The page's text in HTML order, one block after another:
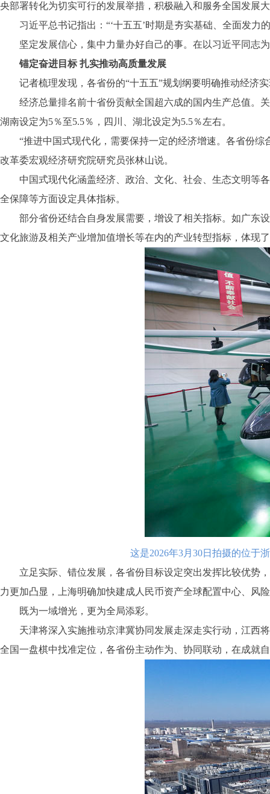
央部署转化为切实可行的发展举措，积极融入和服务全国发展
习近平总书记指出：“‘十五五’时期是夯实基础、全面发力
坚定发展信心，集中力量办好自己的事。在以习近平同志为
锚定奋进目标 扎实推动高质量发展
记者梳理发现，各省份的“十五五”规划纲要明确推动经济实
经济总量排名前十省份贡献全国超六成的国内生产总值。关
湖南设定为5％至5.5％，四川、湖北设定为5.5％左右。
“推进中国式现代化，需要保持一定的经济增速。各省份综
改革委宏观经济研究院研究员张林山说。
中国式现代化涵盖经济、政治、文化、社会、生态文明等各
全保障等方面设定具体指标。
部分省份还结合自身发展需要，增设了相关指标。如广东设
文化旅游及相关产业增加值增长等在内的产业转型指标，体现
这是2026年3月30日拍摄的位于
立足实际、错位发展，各省份目标设定突出发挥比较优势，
力更加凸显，上海明确加快建成人民币资产全球配置中心、风
既为一域增光，更为全局添彩。
天津将深入实施推动京津冀协同发展走深走实行动，江西
全国一盘棋中找准定位，各省份主动作为、协同联动，在成就